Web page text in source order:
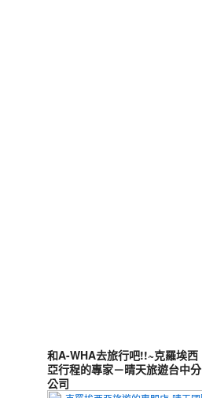
和A-WHA去旅行吧!!~克羅埃西
亞行程的專家－晴天旅遊台中分
公司